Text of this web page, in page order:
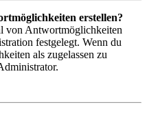
erstellen?
von Antwortmöglichkeiten
festgelegt. Wenn du
als zugelassen zu